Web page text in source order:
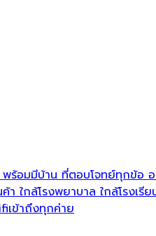
ร้อมมีบ้าน ที่ตอบโจทย์ทุกข้อ
ใกล้โรงพยาบาล ใกล้โรงเรีย
เข้าถึงทุกค่าย